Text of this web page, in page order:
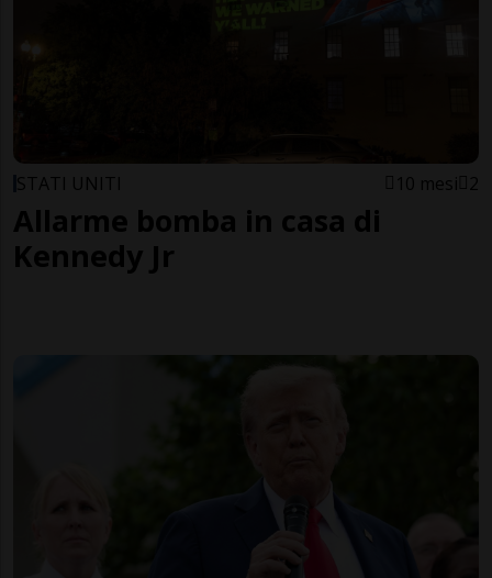
STATI UNITI 10 mesi 2
Allarme bomba in casa di
Kennedy Jr